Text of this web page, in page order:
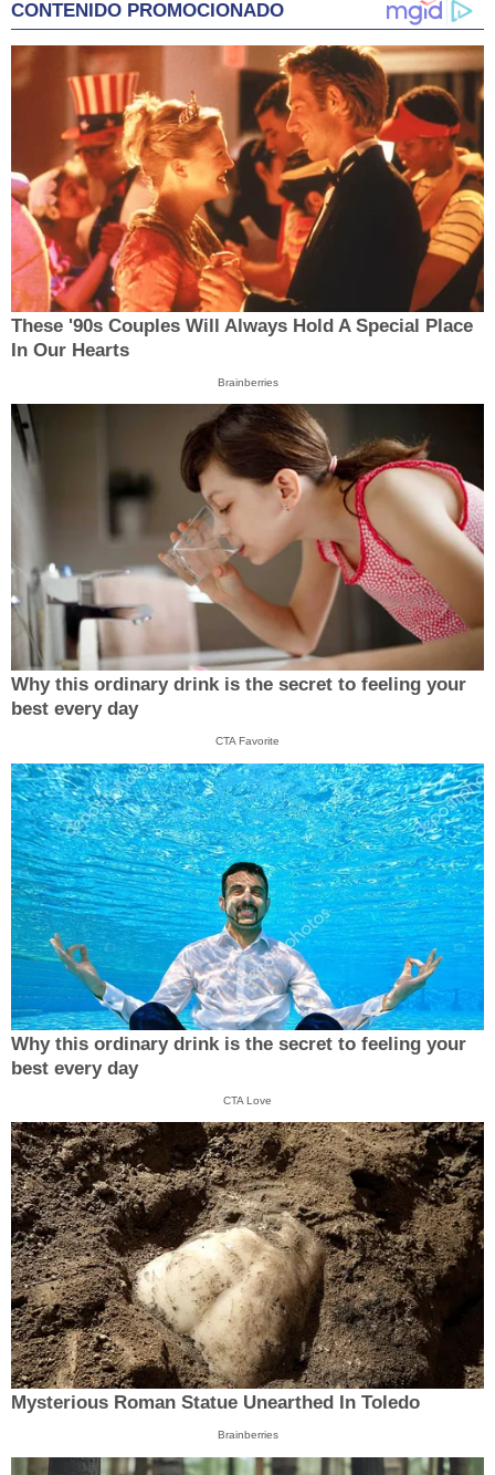
CONTENIDO PROMOCIONADO
These '90s Couples Will Always Hold A Special Place
In Our Hearts
Brainberries
Why this ordinary drink is the secret to feeling your
best every day
CTA Favorite
Why this ordinary drink is the secret to feeling your
best every day
CTA Love
Mysterious Roman Statue Unearthed In Toledo
Brainberries